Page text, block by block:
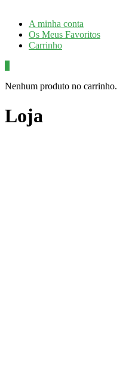
A minha conta
Os Meus Favoritos
Carrinho
Nenhum produto no carrinho.
Loja